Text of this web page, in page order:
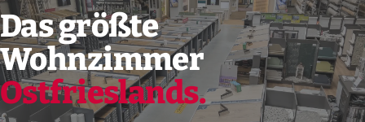
Das größte
Wohnzimmer
Ostfrieslands.